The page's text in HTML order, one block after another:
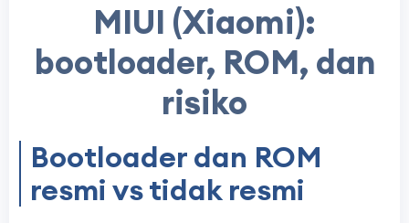
MIUI (Xiaomi):
bootloader, ROM, dan
risiko
Bootloader dan ROM
resmi vs tidak resmi